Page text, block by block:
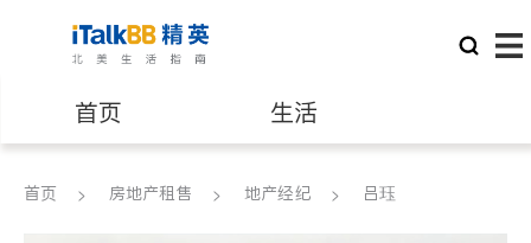
首页 生活
医生 律师
首页 房地产租售 地产经纪 吕珏